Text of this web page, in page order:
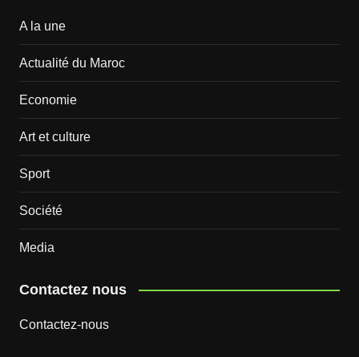
A la une
Actualité du Maroc
Economie
Art et culture
Sport
Société
Media
Contactez nous
Contactez-nous